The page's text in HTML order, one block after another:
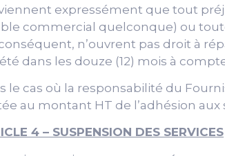
expressément que tout
commercial quelconque) ou
n’ouvrent pas droit à
dans les douze (12) mois à
le cas où la responsabilité du
au montant HT de l’adhésion
4 – SUSPENSION DES SERVICES